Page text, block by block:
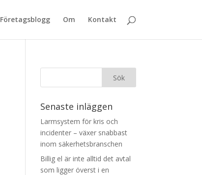
Företagsblogg Om Kontakt
Senaste inläggen
Larmsystem för kris och
incidenter – växer snabbast
inom säkerhetsbranschen
Billig el är inte alltid det avtal
som ligger överst i en